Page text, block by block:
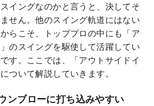
イングなのかと言うと、決してそ
せん。他のスイング軌道にはない
らこそ、トッププロの中にも「ア
のスイングを駆使して活躍してい
す。ここでは、「アウトサイドイ
ついて解説していきます。
ンブローに打ち込みやすい